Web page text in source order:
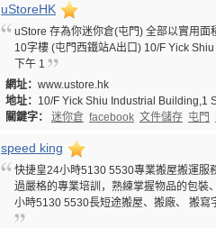
uStoreHK
uStore 存為你迷你倉(屯門) 全部以實用
10字樓 (屯門西鐵站A出口) 10/F Yick
下午 1
網址： www.ustore.hk
地址： 10/F Yick Shiu Industrial Building,1
關鍵字：
迷你倉 facebook 文件儲存 屯門
speed king
快捷皇24小時5130 5530專業搬屋搬運服
過嚴格的專業培訓，熟練掌握物品的包裝
小時5130 5530長短途搬屋、搬廠、 搬